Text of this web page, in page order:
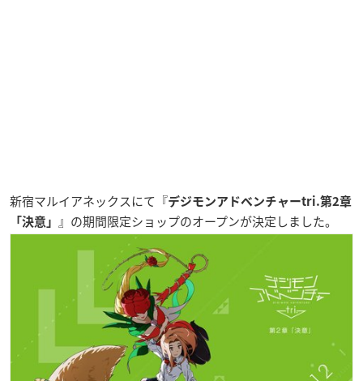
新宿マルイアネックスにて『デジモンアドベンチャーtri.第2章
「決意」 』の期間限定ショップのオープンが決定しました。